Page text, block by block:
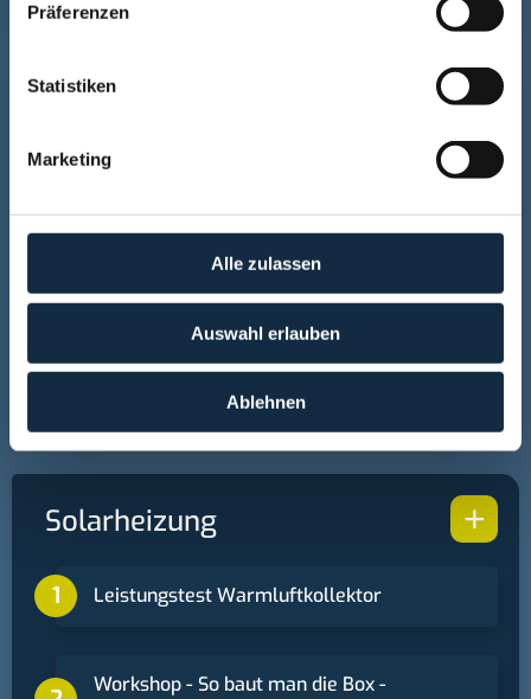
Informationen über Ihre geografische Lage erfassen,
Ihr Gerät durch aktives Scannen nach bestimmten
Erfahren Sie mehr darüber, wie Ihre persönlichen Daten
verarbeitet werden, und legen Sie Ihre Präferenzen im
DatenschutzWir verwenden Cookies, um
Inhalte und Anzeigen zu personalisieren, Funktionen für
unsere Website zu analysieren. Außerdem geben wir
Informationen zu Ihrer Verwendung unserer Website an
unsere Partner für soziale Medien, Werbung und
Analysen weiter. Unsere Partner führen diese
Informationen möglicherweise mit weiteren Daten
sie im Rahmen Ihrer Nutzung der Dienste gesammelt
Präferenzen
Statistiken
Marketing
Alle zulassen
Auswahl erlauben
Ablehnen
+
Fresnel Linsen Leistungsvergleich
+
Solarheizung
Leistungstest Warmluftkollektor
Workshop - So baut man die Box -